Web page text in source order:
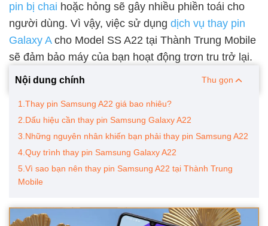
pin bị chai hoặc hỏng sẽ gây nhiều phiền toái cho
người dùng. Vì vậy, việc sử dụng dịch vụ thay pin
Galaxy Acho Model SS A22 tại Thành Trung Mobile
sẽ đảm bảo máy của bạn hoạt động trơn tru trở lại.
Nội dung chính Thu gọn
1.Thay pin Samsung A22 giá bao nhiêu?
2.Dấu hiệu cần thay pin Samsung Galaxy A22
3.Những nguyên nhân khiến bạn phải thay pin Samsung A22
4.Quy trình thay pin Samsung Galaxy A22
5.Vì sao bạn nên thay pin Samsung A22 tại Thành Trung
Mobile